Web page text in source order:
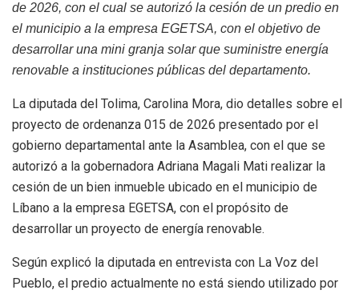
de 2026, con el cual se autorizó la cesión de un predio en
el municipio a la empresa EGETSA, con el objetivo de
desarrollar una mini granja solar que suministre energía
renovable a instituciones públicas del departamento.
La diputada del Tolima, Carolina Mora, dio detalles sobre el
proyecto de ordenanza 015 de 2026 presentado por el
gobierno departamental ante la Asamblea, con el que se
autorizó a la gobernadora Adriana Magali Mati realizar la
cesión de un bien inmueble ubicado en el municipio de
Líbano a la empresa EGETSA, con el propósito de
desarrollar un proyecto de energía renovable.
Según explicó la diputada en entrevista con La Voz del
Pueblo, el predio actualmente no está siendo utilizado por